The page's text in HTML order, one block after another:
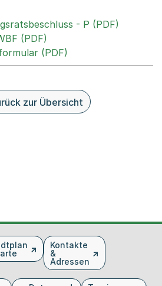
- P (PDF)
(PDF)
(PDF)
zur Übersicht
Kontakte
&
Adressen